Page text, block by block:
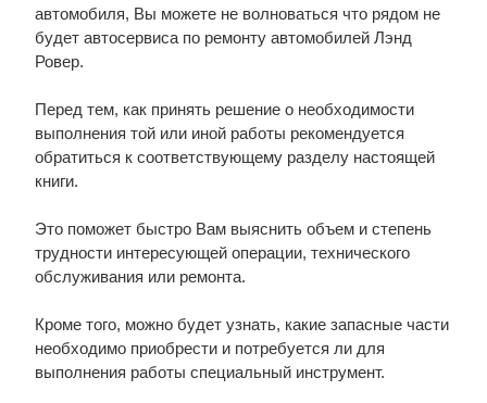
автомобиля, Вы можете не волноваться что рядом не
будет автосервиса по ремонту автомобилей Лэнд
Ровер.
Перед тем, как принять решение о необходимости
выполнения той или иной работы рекомендуется
обратиться к соответствующему разделу настоящей
книги.
Это поможет быстро Вам выяснить объем и степень
трудности интересующей операции, технического
обслуживания или ремонта.
Кроме того, можно будет узнать, какие запасные части
необходимо приобрести и потребуется ли для
выполнения работы специальный инструмент.